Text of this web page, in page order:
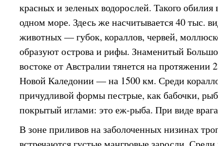
красных и зеленых водорослей. Такого обилия
одном море. Здесь же насчитывается 40 тыс.
животных — губок, кораллов, червей,
образуют острова и рифы. Знаменитый
востоке от Австралии тянется на
Новой Каледонии — на 1500 км. Среди
причудливой формы пестрые, как бабочки,
покрытый иглами: это еж-рыба. При виде врага
В зоне приливов на заболоченных низинах